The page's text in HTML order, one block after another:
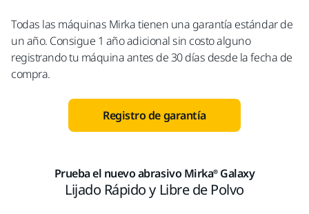
Todas las máquinas Mirka tienen una garantía estándar de
un año. Consigue 1 año adicional sin costo alguno
registrando tu máquina antes de 30 días desde la fecha de
compra.
Registro de garantía
Prueba el nuevo abrasivo Mirka® Galaxy
Lijado Rápido y Libre de Polvo